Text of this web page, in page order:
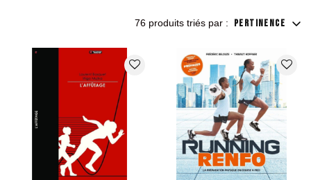
76 produits triés par : PERTINENCE
favorite_border favorite_border